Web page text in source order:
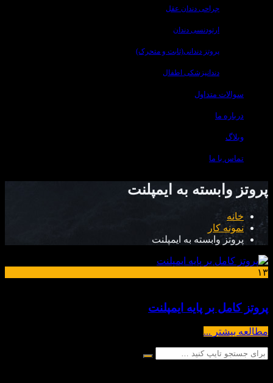
جراحی دندان عقل
ارتودنسی دندان
پروتز دندانی(ثابت و متحرک)
دندانپزشکی اطفال
سوالات متداول
درباره ما
وبلاگ
تماس با ما
پروتز وابسته به ایمپلنت
خانه
نمونه کار
پروتز وابسته به ایمپلنت
۱۳
پروتز کامل بر پایه ایمپلنت
مطالعه بیشتر ...